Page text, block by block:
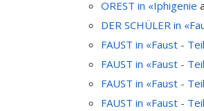
OREST in «Iphigenie
DER SCHÜLER in
FAUST in «Faust -
FAUST in «Faust -
FAUST in «Faust -
FAUST in «Faust -